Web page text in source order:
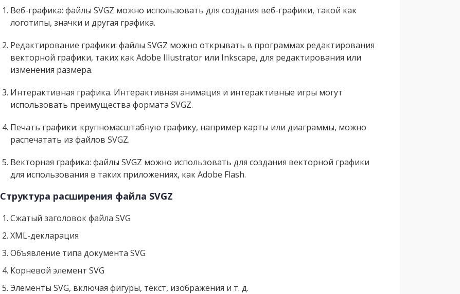
Веб-графика: файлы SVGZ можно использовать для создания веб-графики, такой как
логотипы, значки и другая графика.
Редактирование графики: файлы SVGZ можно открывать в программах редактирования
векторной графики, таких как Adobe Illustrator или Inkscape, для редактирования или
изменения размера.
Интерактивная графика. Интерактивная анимация и интерактивные игры могут
использовать преимущества формата SVGZ.
Печать графики: крупномасштабную графику, например карты или диаграммы, можно
распечатать из файлов SVGZ.
Векторная графика: файлы SVGZ можно использовать для создания векторной графики
для использования в таких приложениях, как Adobe Flash.
Структура расширения файла SVGZ
Сжатый заголовок файла SVG
XML-декларация
Объявление типа документа SVG
Корневой элемент SVG
Элементы SVG, включая фигуры, текст, изображения и т. д.